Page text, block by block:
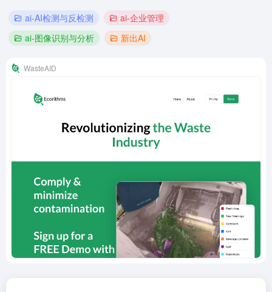
ai-AI检测与反检测
ai-企业管理
ai-图像识别与分析
新出AI
WasteAID